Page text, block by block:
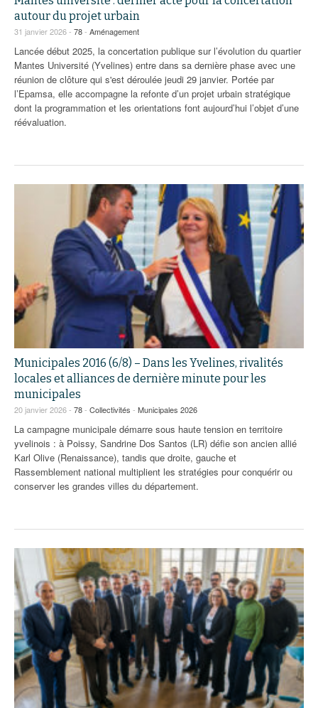
autour du projet urbain
31 janvier 2026 - 78- Aménagement
Lancée début 2025, la concertation publique sur l’évolution du quartier
Mantes Université (Yvelines) entre dans sa dernière phase avec une
réunion de clôture qui s'est déroulée jeudi 29 janvier. Portée par
l’Epamsa, elle accompagne la refonte d’un projet urbain stratégique
dont la programmation et les orientations font aujourd’hui l’objet d’une
réévaluation.
Municipales 2016 (6/8) – Dans les Yvelines, rivalités
locales et alliances de dernière minute pour les
municipales
20 janvier 2026 - 78- Collectivités - Municipales 2026
La campagne municipale démarre sous haute tension en territoire
yvelinois : à Poissy, Sandrine Dos Santos (LR) défie son ancien allié
Karl Olive (Renaissance), tandis que droite, gauche et
Rassemblement national multiplient les stratégies pour conquérir ou
conserver les grandes villes du département.